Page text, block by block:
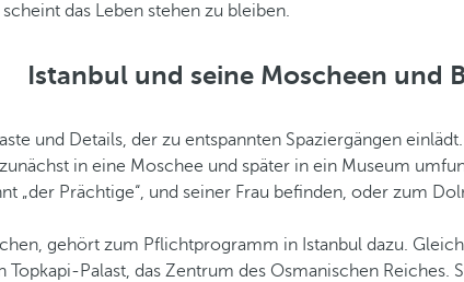
das Leben stehen zu bleiben.
Istanbul und seine Moscheen und
und Details, der zu entspannten Spaziergängen
in eine Moschee und später in ein Museum
„der Prächtige“, und seiner Frau befinden, oder zum
gehört zum Pflichtprogramm in Istanbul dazu.
Palast, das Zentrum des Osmanischen